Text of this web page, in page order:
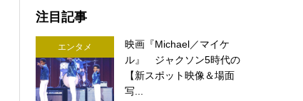
注目記事
エンタメ
映画『Michael／マイケ
ル』 ジャクソン5時代の
【新スポット映像＆場面
写...